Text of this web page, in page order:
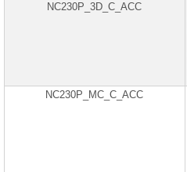
Мониторы
лампы
NC230P_3D_C_ACC
NC230P_MC_C_ACC